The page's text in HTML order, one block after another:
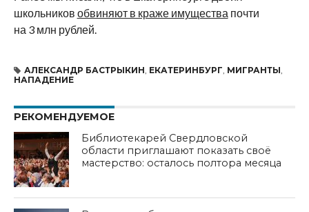
школьников обвиняют в краже имущества почти
на 3 млн рублей.
АЛЕКСАНДР БАСТРЫКИН, ЕКАТЕРИНБУРГ, МИГРАНТЫ,
НАПАДЕНИЕ
РЕКОМЕНДУЕМОЕ
Библиотекарей Свердловской
области приглашают показать своё
мастерство: осталось полтора месяца